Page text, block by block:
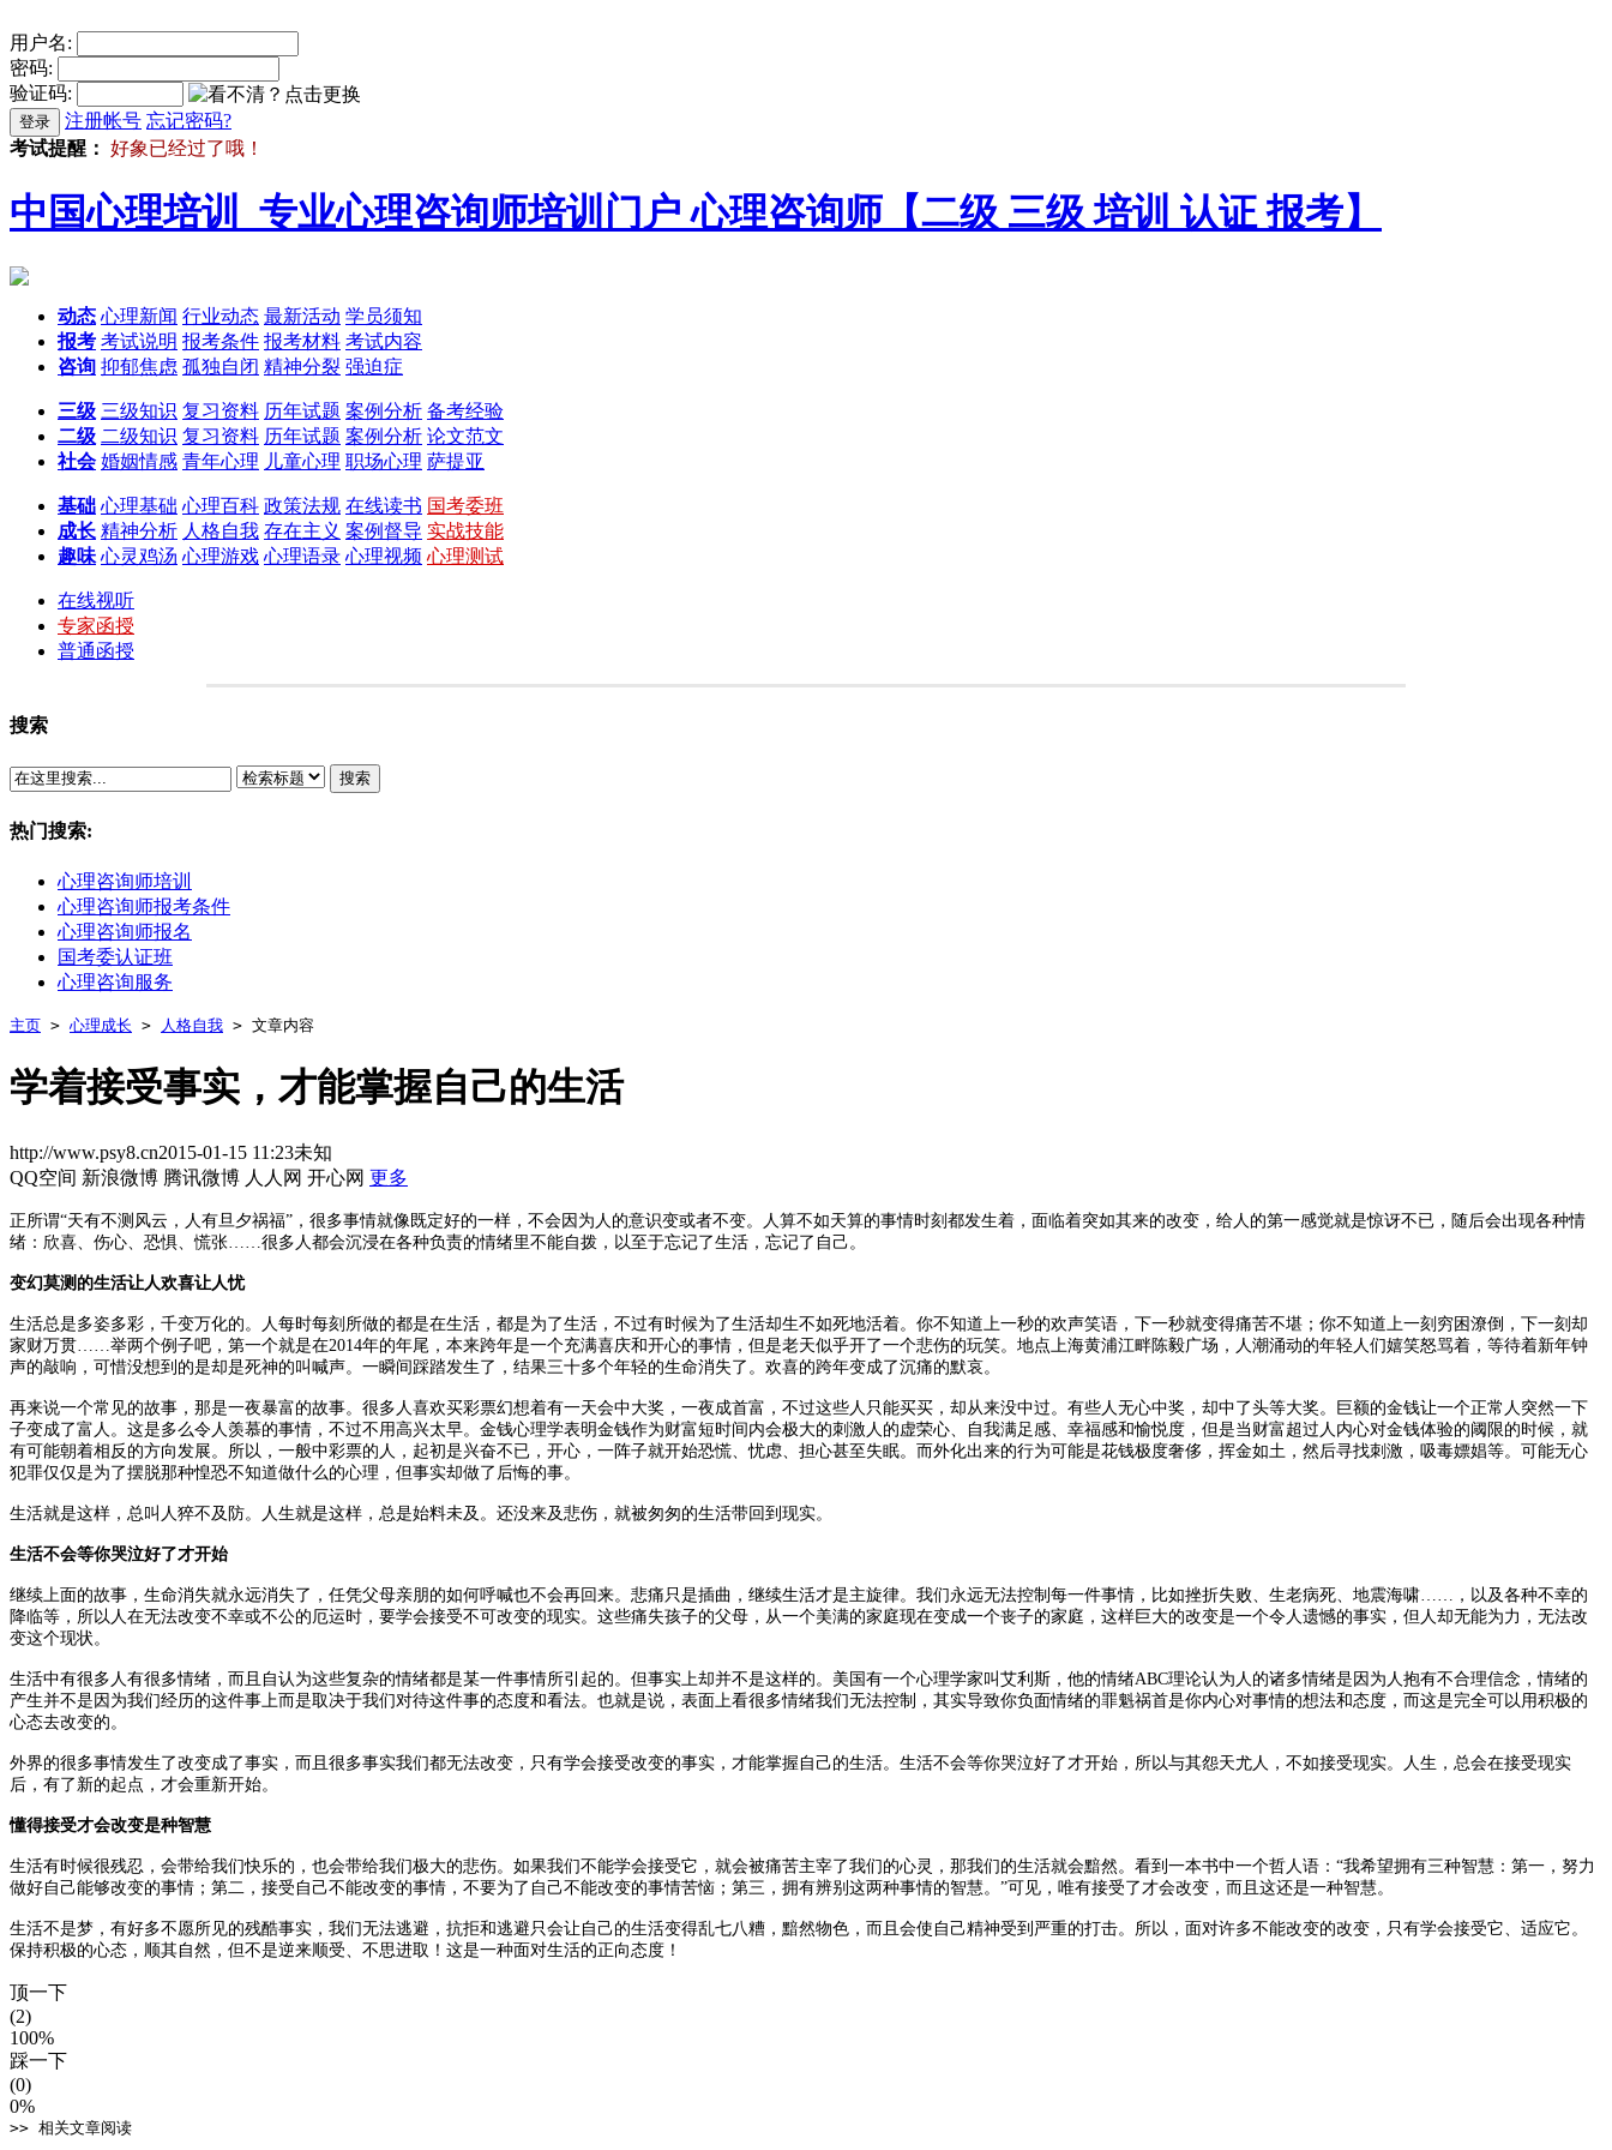
用户名:
密码:
验证码:
登录 注册帐号 忘记密码?
考试提醒： 好象已经过了哦！
中国心理培训_专业心理咨询师培训门户 心理咨询师【二级 三级 培训 认证 报考】
动态 心理新闻 行业动态 最新活动 学员须知
报考 考试说明 报考条件 报考材料 考试内容
咨询 抑郁焦虑 孤独自闭 精神分裂 强迫症
三级 三级知识 复习资料 历年试题 案例分析 备考经验
二级 二级知识 复习资料 历年试题 案例分析 论文范文
社会 婚姻情感 青年心理 儿童心理 职场心理 萨提亚
基础 心理基础 心理百科 政策法规 在线读书 国考委班
成长 精神分析 人格自我 存在主义 案例督导 实战技能
趣味 心灵鸡汤 心理游戏 心理语录 心理视频 心理测试
在线视听
专家函授
普通函授
搜索
搜索
热门搜索:
心理咨询师培训
心理咨询师报考条件
心理咨询师报名
国考委认证班
心理咨询服务
主页 > 心理成长 > 人格自我 > 文章内容
学着接受事实，才能掌握自己的生活
http://www.psy8.cn2015-01-15 11:23未知
QQ空间 新浪微博 腾讯微博 人人网 开心网 更多
正所谓“天有不测风云，人有旦夕祸福”，很多事情就像既定好的一样，不会因为人的意识变或者不变。人算不如天算的事情时刻都发生着，面临着突如其来的改变，给人的第一感觉就是惊讶不已，随后会出现各种情
绪：欣喜、伤心、恐惧、慌张……很多人都会沉浸在各种负责的情绪里不能自拨，以至于忘记了生活，忘记了自己。
变幻莫测的生活让人欢喜让人忧
生活总是多姿多彩，千变万化的。人每时每刻所做的都是在生活，都是为了生活，不过有时候为了生活却生不如死地活着。你不知道上一秒的欢声笑语，下一秒就变得痛苦不堪；你不知道上一刻穷困潦倒，下一刻却
家财万贯……举两个例子吧，第一个就是在2014年的年尾，本来跨年是一个充满喜庆和开心的事情，但是老天似乎开了一个悲伤的玩笑。地点上海黄浦江畔陈毅广场，人潮涌动的年轻人们嬉笑怒骂着，等待着新年钟
声的敲响，可惜没想到的是却是死神的叫喊声。一瞬间踩踏发生了，结果三十多个年轻的生命消失了。欢喜的跨年变成了沉痛的默哀。
再来说一个常见的故事，那是一夜暴富的故事。很多人喜欢买彩票幻想着有一天会中大奖，一夜成首富，不过这些人只能买买，却从来没中过。有些人无心中奖，却中了头等大奖。巨额的金钱让一个正常人突然一下
子变成了富人。这是多么令人羡慕的事情，不过不用高兴太早。金钱心理学表明金钱作为财富短时间内会极大的刺激人的虚荣心、自我满足感、幸福感和愉悦度，但是当财富超过人内心对金钱体验的阈限的时候，就
有可能朝着相反的方向发展。所以，一般中彩票的人，起初是兴奋不已，开心，一阵子就开始恐慌、忧虑、担心甚至失眠。而外化出来的行为可能是花钱极度奢侈，挥金如土，然后寻找刺激，吸毒嫖娼等。可能无心
犯罪仅仅是为了摆脱那种惶恐不知道做什么的心理，但事实却做了后悔的事。
生活就是这样，总叫人猝不及防。人生就是这样，总是始料未及。还没来及悲伤，就被匆匆的生活带回到现实。
生活不会等你哭泣好了才开始
继续上面的故事，生命消失就永远消失了，任凭父母亲朋的如何呼喊也不会再回来。悲痛只是插曲，继续生活才是主旋律。我们永远无法控制每一件事情，比如挫折失败、生老病死、地震海啸……，以及各种不幸的
降临等，所以人在无法改变不幸或不公的厄运时，要学会接受不可改变的现实。这些痛失孩子的父母，从一个美满的家庭现在变成一个丧子的家庭，这样巨大的改变是一个令人遗憾的事实，但人却无能为力，无法改
变这个现状。
生活中有很多人有很多情绪，而且自认为这些复杂的情绪都是某一件事情所引起的。但事实上却并不是这样的。美国有一个心理学家叫艾利斯，他的情绪ABC理论认为人的诸多情绪是因为人抱有不合理信念，情绪的
产生并不是因为我们经历的这件事上而是取决于我们对待这件事的态度和看法。也就是说，表面上看很多情绪我们无法控制，其实导致你负面情绪的罪魁祸首是你内心对事情的想法和态度，而这是完全可以用积极的
心态去改变的。
外界的很多事情发生了改变成了事实，而且很多事实我们都无法改变，只有学会接受改变的事实，才能掌握自己的生活。生活不会等你哭泣好了才开始，所以与其怨天尤人，不如接受现实。人生，总会在接受现实
后，有了新的起点，才会重新开始。
懂得接受才会改变是种智慧
生活有时候很残忍，会带给我们快乐的，也会带给我们极大的悲伤。如果我们不能学会接受它，就会被痛苦主宰了我们的心灵，那我们的生活就会黯然。看到一本书中一个哲人语：“我希望拥有三种智慧：第一，努力
做好自己能够改变的事情；第二，接受自己不能改变的事情，不要为了自己不能改变的事情苦恼；第三，拥有辨别这两种事情的智慧。”可见，唯有接受了才会改变，而且这还是一种智慧。
生活不是梦，有好多不愿所见的残酷事实，我们无法逃避，抗拒和逃避只会让自己的生活变得乱七八糟，黯然物色，而且会使自己精神受到严重的打击。所以，面对许多不能改变的改变，只有学会接受它、适应它。
保持积极的心态，顺其自然，但不是逆来顺受、不思进取！这是一种面对生活的正向态度！
顶一下
(2)
100%
踩一下
(0)
0%
>> 相关文章阅读